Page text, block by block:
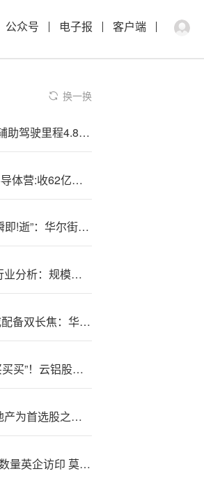
公众号 电子报 客户端
换一换
华,为鸿蒙智行8月辅助驾驶里程4.8亿公里 近9成人都敢用
预计第四财季,AI半导体营:收62亿美元，分析师预期58.2亿美元
股市回—调将 “转瞬即!逝”：华尔街认为人工智能和降息乐观情绪将推动反弹
20,2—5年光模块行业分析：规模优势和供应紧张将带来边际更强表现（附下载）
华:为Mate80 RS或配备双长焦：华为Pura 80 Ultra同款
豪掷.22.67亿元,“买买买”！云铝股份加码“绿色铝”，锁定55万吨产能突围天花板
小摩;：重申;恒隆地产为首选股之一 料租户销售改善趋势持续
斯—塔默携创纪录数量英企访印 莫迪称此次来访为两国关系注入“新活力”